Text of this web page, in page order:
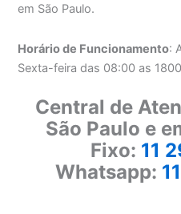
em São Paulo.
Horário de Funcionamento:
Sexta-feira das 08:00 as 1800
Central de
São Paulo e
Fixo: 11
Whatsapp: